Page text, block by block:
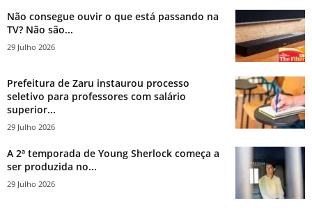
Não consegue ouvir o que está passando na
TV? Não são...
29 Julho 2026
Prefeitura de Zaru instaurou processo
seletivo para professores com salário
superior...
29 Julho 2026
A 2ª temporada de Young Sherlock começa a
ser produzida no...
29 Julho 2026